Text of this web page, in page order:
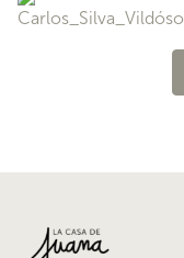
pasillo que se